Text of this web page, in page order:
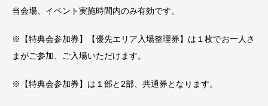
当会場、イベント実施時間内のみ有効です。
※【特典会参加券】【優先エリア入場整理券】は１枚でお一人さ
まがご参加、ご入場いただけます。
※【特典会参加券】は１部と2部、共通券となります。